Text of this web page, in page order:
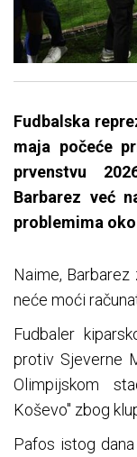
Fudbalska
maja počeće
prvenstvu
Barbarez već
problemima
Naime,
neće moći
Fudbaler
protiv Sjeverne
Olimpijskom
Koševo" zbog
Pafos istog